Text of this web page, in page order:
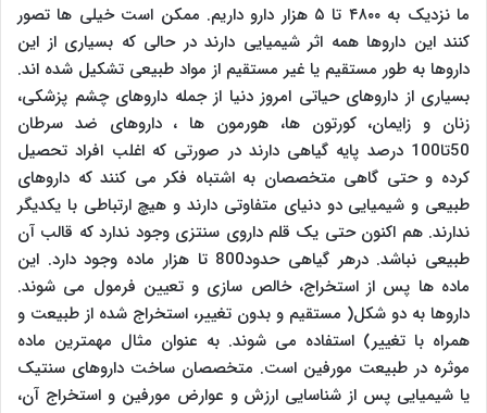
ما نزدیک به ۴۸۰۰ تا ۵ هزار دارو داریم. ممکن است خیلی ها تصور
کنند این داروها همه اثر شیمیایی دارند در حالی که بسیاری از این
داروها به طور مستقیم یا غیر مستقیم از مواد طبیعی تشکیل شده اند.
بسیاری از داروهای حیاتی امروز دنیا از جمله داروهای چشم پزشکی،
زنان و زایمان، کورتون ها، هورمون ها ، داروهای ضد سرطان
50تا100 درصد پایه گیاهی دارند در صورتی که اغلب افراد تحصیل
کرده و حتی گاهی متخصصان به اشتباه فکر می کنند که داروهای
طبیعی و شیمیایی دو دنیای متفاوتی دارند و هیچ ارتباطی با یکدیگر
ندارند. هم اکنون حتی یک قلم داروی سنتزی وجود ندارد که قالب آن
طبیعی نباشد. درهر گیاهی حدود800 تا هزار ماده وجود دارد. این
ماده ها پس از استخراج، خالص سازی و تعیین فرمول می شوند.
داروها به دو شکل( مستقیم و بدون تغییر، استخراج شده از طبیعت و
همراه با تغییر) استفاده می شوند. به عنوان مثال مهمترین ماده
موثره در طبیعت مورفین است. متخصصان ساخت داروهای سنتیک
یا شیمیایی پس از شناسایی ارزش و عوارض مورفین و استخراج آن،